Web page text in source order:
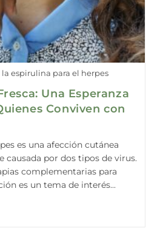
espirulina para el herpes
Una Esperanza
Conviven con
es una afección cutánea
causada por dos tipos de virus.
complementarias para
es un tema de interés...